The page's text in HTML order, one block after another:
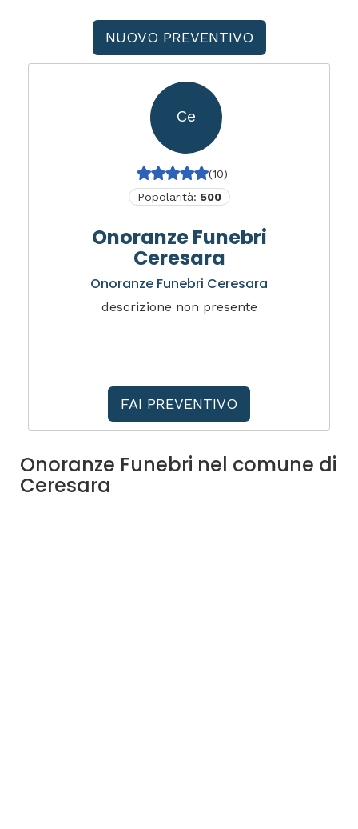
NUOVO PREVENTIVO
Ce
(10)
Popolarità: 500
Onoranze Funebri
Ceresara
Onoranze Funebri Ceresara
descrizione non presente
FAI PREVENTIVO
Onoranze Funebri nel comune di
Ceresara